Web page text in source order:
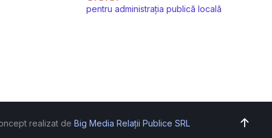
pentru administrația publică locală
realizat de Big Media Relații Publice SRL